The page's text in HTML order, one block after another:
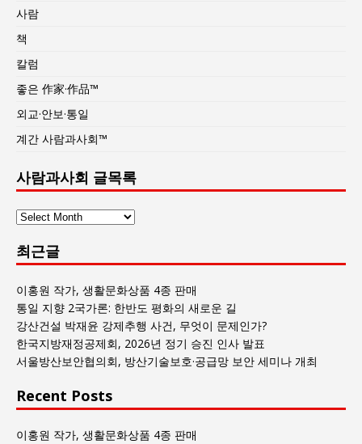
사람
책
칼럼
좋은 作家·作品™
외교·안보·통일
계간 사람과사회™
사람과사회 글목록
사
과
사
회
글
목
록
최근글
이홍원 작가, 생활문화상품 4종 판매
통일 지향 2국가론: 한반도 평화의 새로운 길
강산건설 박재윤 강제추행 사건, 무엇이 문제인가?
한국지방재정공제회, 2026년 정기 승진 인사 발표
서울방산보안협의회, 방산기술보호·공급망 보안 세미나 개최
Recent Posts
이홍원 작가, 생활문화상품 4종 판매